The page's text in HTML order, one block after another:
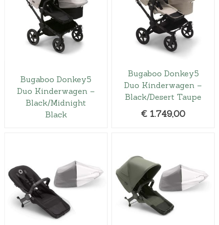
Bugaboo Donkey5
Duo Kinderwagen –
Black/Midnight
Black
Bugaboo Donkey5
Duo Kinderwagen –
Black/Desert Taupe
€ 1.749,00